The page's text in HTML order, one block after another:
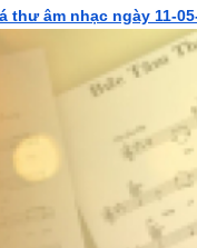
thư âm nhạc ngày 11-